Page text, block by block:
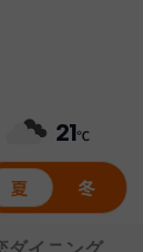
21℃
夏 冬